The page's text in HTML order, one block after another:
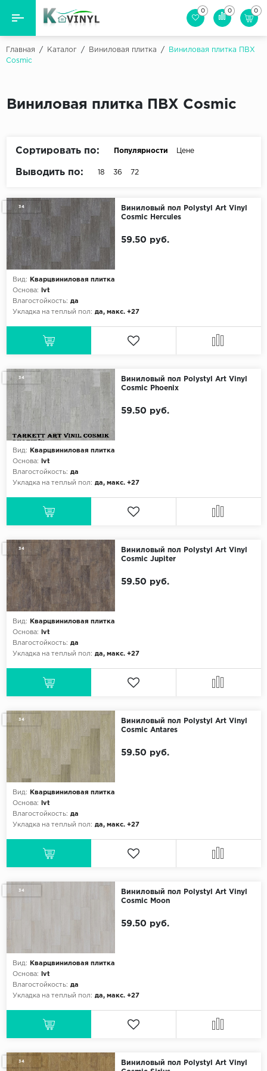
Назад Назад
FineFlex Wood
Tarkett (Таркетт)
Виниловый ламинат
SPC ламинат
Сопутствующие товары
0 0 0
Главная / Каталог / Виниловая плитка /
Виниловая плитка ПВХ
Cosmic
Виниловая плитка ПВХ Cosmic
Сортировать по: Популярности Цене
Выводить по: 18 36 72
34
Виниловый пол Polystyl Art Vinyl
Cosmic Hercules
Вид:
Кварцвиниловая плитка
Основа:
lvt
Влагостойкость: да
Укладка на теплый пол: да, макс. +27
59.50 руб.
34
Виниловый пол Polystyl Art Vinyl
Cosmic Phoenix
Вид:
Кварцвиниловая плитка
Основа:
lvt
Влагостойкость: да
Укладка на теплый пол: да, макс. +27
59.50 руб.
34
Виниловый пол Polystyl Art Vinyl
Cosmic Jupiter
Вид:
Кварцвиниловая плитка
Основа:
lvt
Влагостойкость: да
Укладка на теплый пол: да, макс. +27
59.50 руб.
34
Виниловый пол Polystyl Art Vinyl
Cosmic Antares
Вид:
Кварцвиниловая плитка
Основа:
lvt
Влагостойкость: да
Укладка на теплый пол: да, макс. +27
59.50 руб.
34
Виниловый пол Polystyl Art Vinyl
Cosmic Moon
Вид:
Кварцвиниловая плитка
Основа:
lvt
Влагостойкость: да
Укладка на теплый пол: да, макс. +27
59.50 руб.
34
Виниловый пол Polystyl Art Vinyl